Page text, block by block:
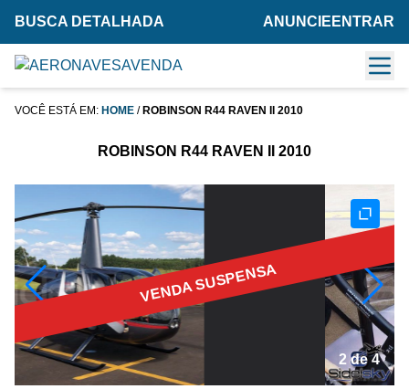
BUSCA DETALHADA ANUNCIE ENTRAR
VOCÊ ESTÁ EM: HOME / ROBINSON R44 RAVEN II 2010
ROBINSON R44 RAVEN II 2010
VENDA SUSPENSA
2 de 4